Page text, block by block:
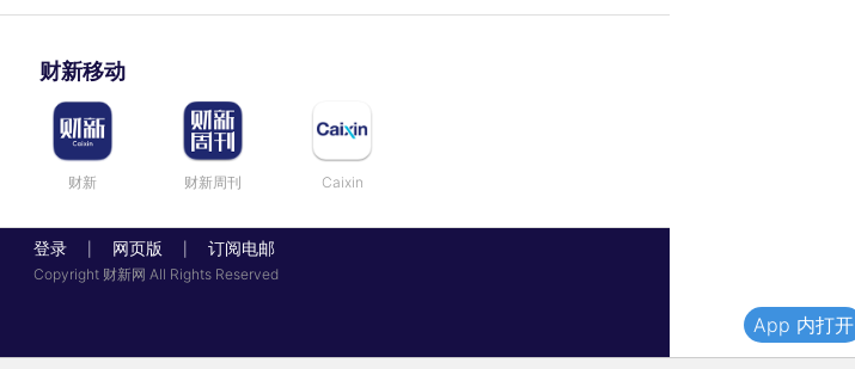
财新移动
财新 财新周刊 Caixin
登录 网页版 订阅电邮
Copyright 财新网 All Rights Reserved
App 内打开